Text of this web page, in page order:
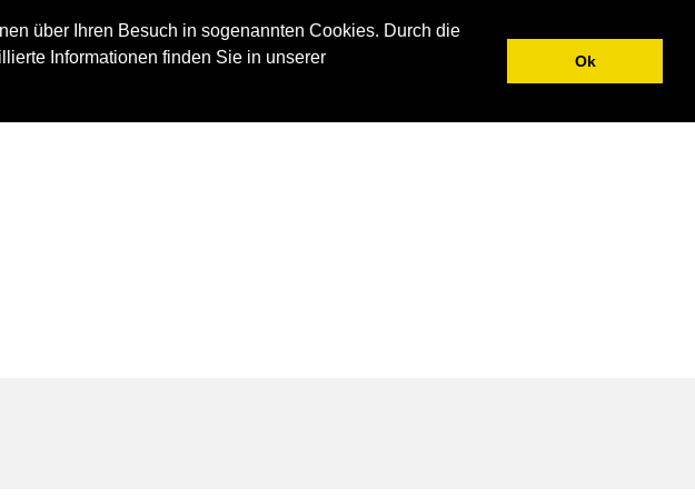
über Ihren Besuch in sogenannten Cookies. Durch die
Informationen finden Sie in unserer
Ok
IMMOBILIEN UNTERNEHMEN AKTUELLES